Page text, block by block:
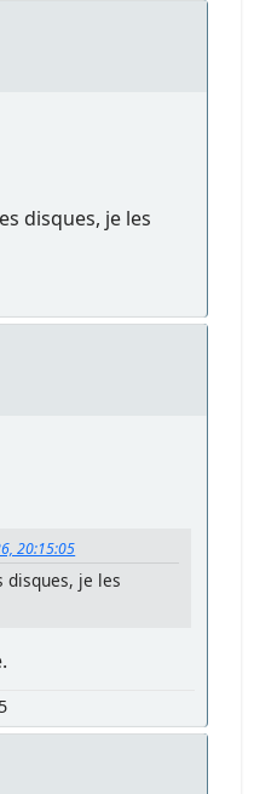
disques, je les
20:15:05
disques, je les